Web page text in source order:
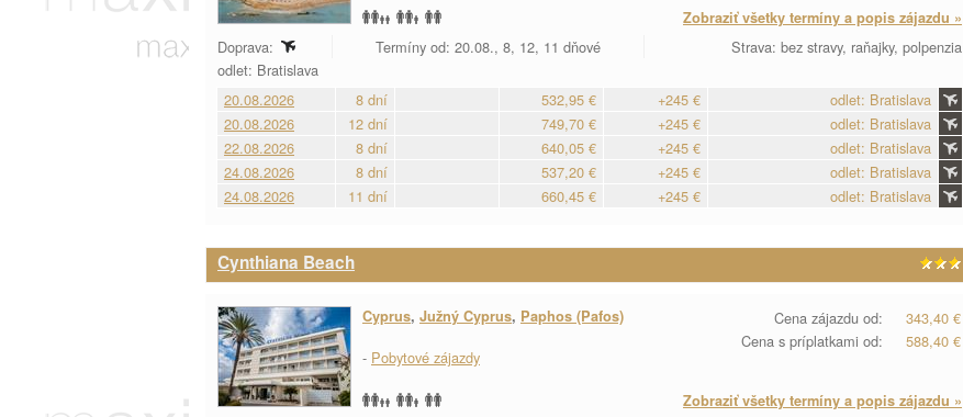
Zobraziť všetky termíny a popis zájazdu »
Doprava: Termíny od: 20.08., 8, 12, 11 dňové
Strava: bez stravy, raňajky, polpenzia
odlet: Bratislava
20.08.2026
8 dní 532,95 € +245 €
odlet: Bratislava
20.08.2026
12 dní 749,70 € +245 €
odlet: Bratislava
22.08.2026
8 dní 640,05 € +245 €
odlet: Bratislava
24.08.2026
8 dní 537,20 € +245 €
odlet: Bratislava
24.08.2026
11 dní 660,45 € +245 € odlet: Bratislava
Cynthiana Beach
Cena zájazdu od:
343,40 €
Cena s príplatkami od:
588,40 €
Cyprus, Južný Cyprus, Paphos (Pafos)
- Pobytové zájazdy
Zobraziť všetky termíny a popis zájazdu »